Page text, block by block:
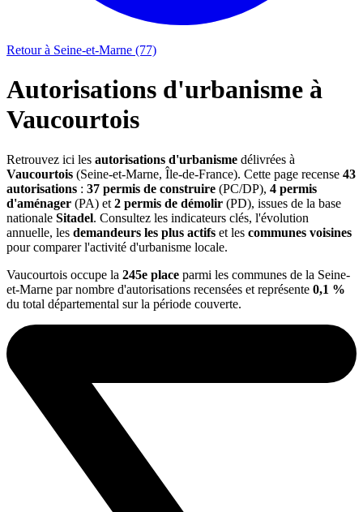
Retour à Seine-et-Marne (77)
Autorisations d'urbanisme à
Vaucourtois
Retrouvez ici les autorisations d'urbanisme délivrées à
Vaucourtois (Seine-et-Marne, Île-de-France). Cette page recense 43
autorisations : 37 permis de construire (PC/DP), 4 permis
d'aménager (PA) et 2 permis de démolir (PD), issues de la base
nationale Sitadel. Consultez les indicateurs clés, l'évolution
annuelle, les demandeurs les plus actifs et les communes voisines
pour comparer l'activité d'urbanisme locale.
Vaucourtois occupe la 245e place parmi les communes de la Seine-
et-Marne par nombre d'autorisations recensées et représente 0,1 %
du total départemental sur la période couverte.